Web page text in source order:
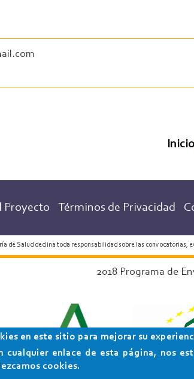
Inicio
Proyecto Términos de Privacidad
de Salud declina toda responsabilidad sobre las
2018 Programa de
en este sitio para mejorar su
cualquier enlace de esta página, nos
cookies.